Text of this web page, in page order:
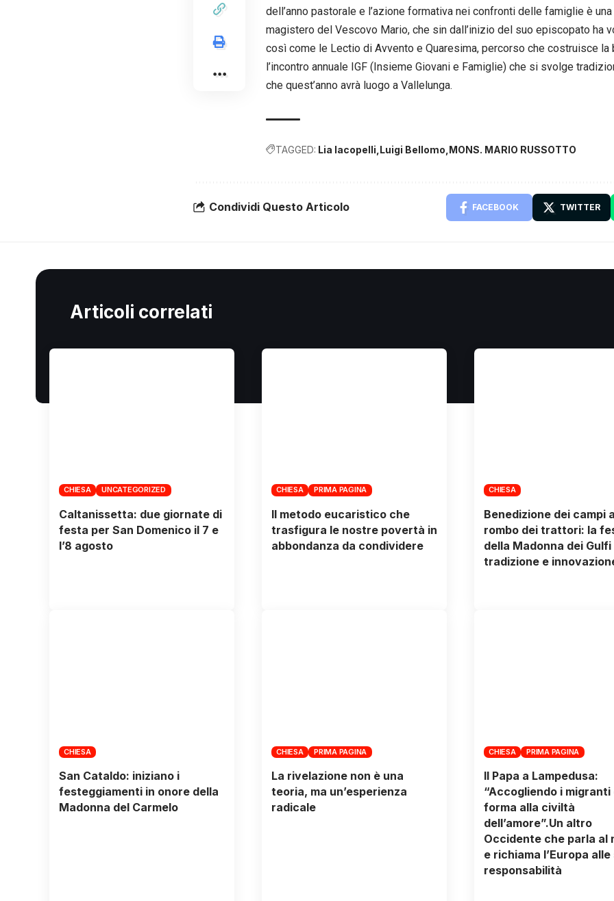
dell’anno pastorale e l’azione formativa nei confronti delle famiglie è
magistero del Vescovo Mario, che sin dall’inizio del suo episcopato ha
così come le Lectio di Avvento e Quaresima, percorso che costruisce
l’incontro annuale IGF (Insieme Giovani e Famiglie) che si svolge
che quest’anno avrà luogo a Vallelunga.
TAGGED: Lia Iacopelli Luigi Bellomo MONS. MARIO RUSSOTTO
Condividi Questo Articolo FACEBOOK TWITTER
Articoli correlati
CHIESA UNCATEGORIZED
Caltanissetta: due giornate di
festa per San Domenico il 7 e
l’8 agosto
CHIESA PRIMA PAGINA
Il metodo eucaristico che
trasfigura le nostre povertà in
abbondanza da condividere
CHIESA
Benedizione dei campi
rombo dei trattori: la
della Madonna dei
tradizione e
CHIESA
San Cataldo: iniziano i
festeggiamenti in onore della
Madonna del Carmelo
CHIESA PRIMA PAGINA
La rivelazione non è una
teoria, ma un’esperienza
radicale
CHIESA PRIMA PAGINA
Il Papa a Lampedusa:
“Accogliendo i migranti
forma alla civiltà
dell’amore”.Un altro
Occidente che parla al
e richiama l’Europa alle
responsabilità